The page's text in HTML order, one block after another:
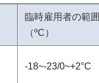
臨時雇用者の範囲
（ºC）
-18~-23/0~+2°C